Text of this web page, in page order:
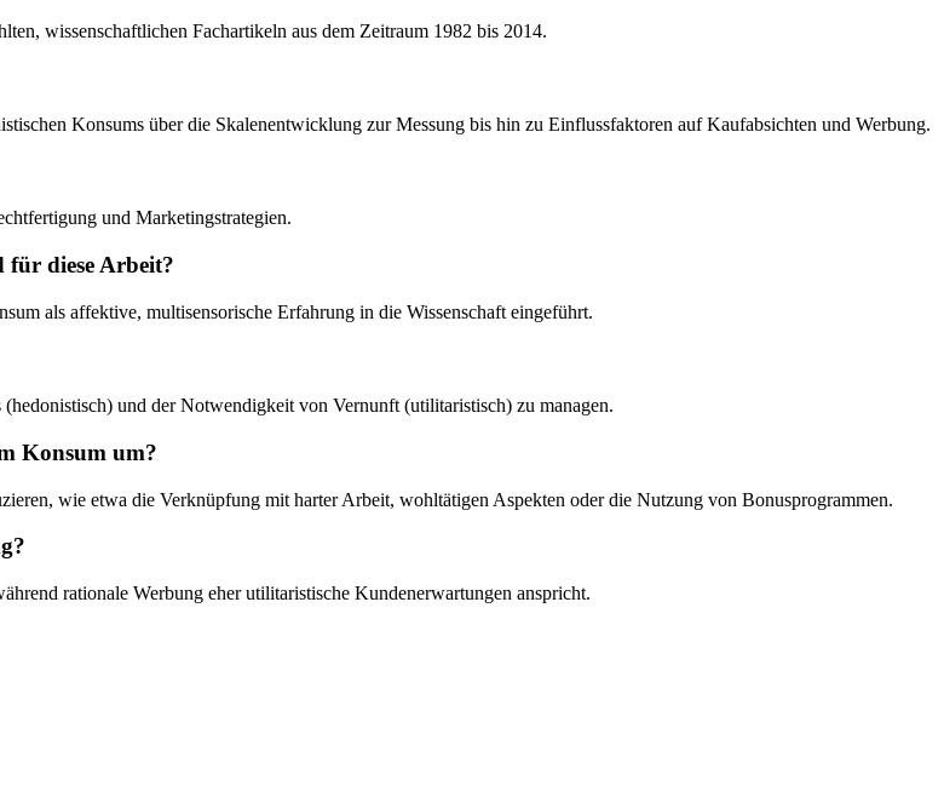
wissenschaftlichen Fachartikeln aus dem Zeitraum 1982 bis 2014.
Konsums über die Skalenentwicklung zur Messung bis hin zu Einflussfaktoren auf Kaufabsichten und Werbung.
und Marketingstrategien.
für diese Arbeit?
als affektive, multisensorische Erfahrung in die Wissenschaft eingeführt.
und der Notwendigkeit von Vernunft (utilitaristisch) zu managen.
Konsum um?
wie etwa die Verknüpfung mit harter Arbeit, wohltätigen Aspekten oder die Nutzung von Bonusprogrammen.
rationale Werbung eher utilitaristische Kundenerwartungen anspricht.